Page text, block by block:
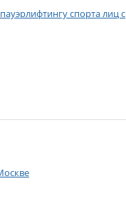
спорта лиц с